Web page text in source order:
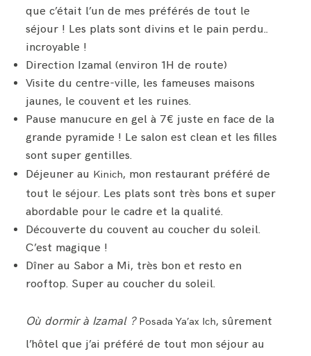
que c’était l’un de mes préférés de tout le
séjour ! Les plats sont divins et le pain perdu..
incroyable !
Direction Izamal (environ 1H de route)
Visite du centre-ville, les fameuses maisons
jaunes, le couvent et les ruines.
Pause manucure en gel à 7€ juste en face de la
grande pyramide ! Le salon est clean et les filles
sont super gentilles.
Déjeuner au Kinich, mon restaurant préféré de
tout le séjour. Les plats sont très bons et super
abordable pour le cadre et la qualité.
Découverte du couvent au coucher du soleil.
C’est magique !
Dîner au Sabor a Mi, très bon et resto en
rooftop. Super au coucher du soleil.
Où dormir à Izamal ? Posada Ya’ax Ich, sûrement
l’hôtel que j’ai préféré de tout mon séjour au